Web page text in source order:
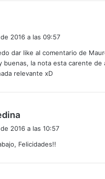
2016 a las 09:57
dar like al comentario de
buenas, la nota esta carente de
relevante xD
i
e
2016 a las 10:57
Felicidades!!